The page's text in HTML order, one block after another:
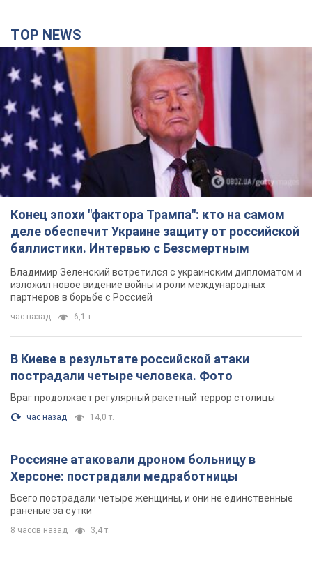
TOP NEWS
Конец эпохи "фактора Трампа": кто на самом
деле обеспечит Украине защиту от российской
баллистики. Интервью с Безсмертным
Владимир Зеленский встретился с украинским дипломатом и
изложил новое видение войны и роли международных
партнеров в борьбе с Россией
час назад 6,1 т.
В Киеве в результате российской атаки
пострадали четыре человека. Фото
Враг продолжает регулярный ракетный террор столицы
час назад 14,0 т.
Россияне атаковали дроном больницу в
Херсоне: пострадали медработницы
Всего пострадали четыре женщины, и они не единственные
раненые за сутки
8 часов назад 3,4 т.